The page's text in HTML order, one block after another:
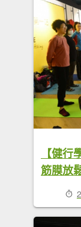
【健
筋膜放